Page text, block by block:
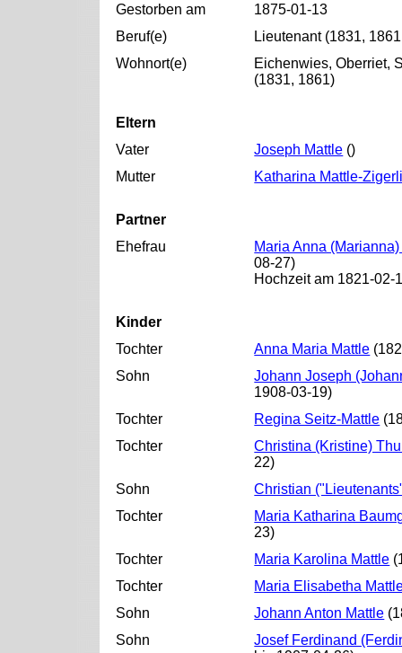
Gestorben am
1875-01-13
Beruf(e)
Lieutenant (1831,
Wohnort(e)
Eichenwies, Oberriet,
(1831, 1861)
Eltern
Vater
Joseph Mattle ()
Mutter
Katharina Mattle-
Partner
Ehefrau
Maria Anna
08-27)
Hochzeit am 1821-02-
Kinder
Tochter
Anna Maria Mattle
Sohn
Johann Joseph
1908-03-19)
Tochter
Regina Seitz-Mattle
Tochter
Christina (Kristine)
22)
Sohn
Christian
Tochter
Maria Katharina
23)
Tochter
Maria Karolina Mattle
Tochter
Maria Elisabetha
Sohn
Johann Anton Mattle
Sohn
Josef Ferdinand